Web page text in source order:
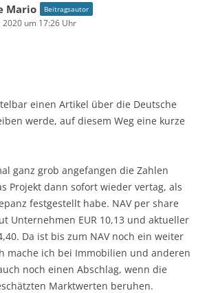
Mario Beitragsautor
2020 um 17:26 Uhr
einen Artikel über die Deutsche
werde, auf diesem Weg eine kurze
ganz grob angefangen die Zahlen
Projekt dann sofort wieder vertag, als
festgestellt habe. NAV per share
Unternehmen EUR 10,13 und aktueller
Da ist bis zum NAV noch ein weiter
mache ich bei Immobilien und anderen
noch einen Abschlag, wenn die
Marktwerten beruhen.